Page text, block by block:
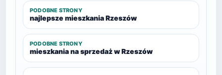
PODOBNE STRONY
najlepsze mieszkania Rzeszów
PODOBNE STRONY
mieszkania na sprzedaż w Rzeszów